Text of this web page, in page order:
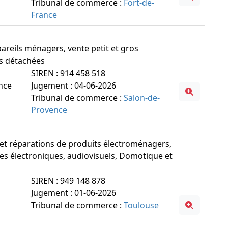
Tribunal de commerce : Fort-de-
France
ménagers, vente petit et gros
détachées
SIREN : 914 458 518
Jugement : 04-06-2026
Tribunal de commerce : Salon-de-
Provence
réparations de produits électroménagers,
électroniques, audiovisuels, Domotique et
SIREN : 949 148 878
Jugement : 01-06-2026
Tribunal de commerce : Toulouse